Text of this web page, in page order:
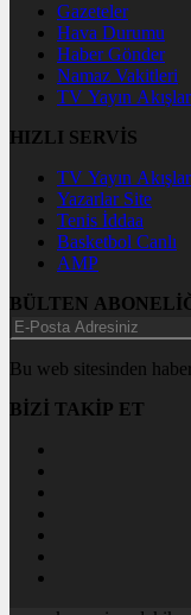
Gazeteler
Hava Durumu
Haber Gönder
Namaz Vakitleri
TV Yayın
HIZLI SERVİS
TV Yayın
Yazarlar Site
Tenis İddaa
Basketbol Canlı
AMP
BÜLTEN
Bu web sitesinden
BİZİ TAKİP ET